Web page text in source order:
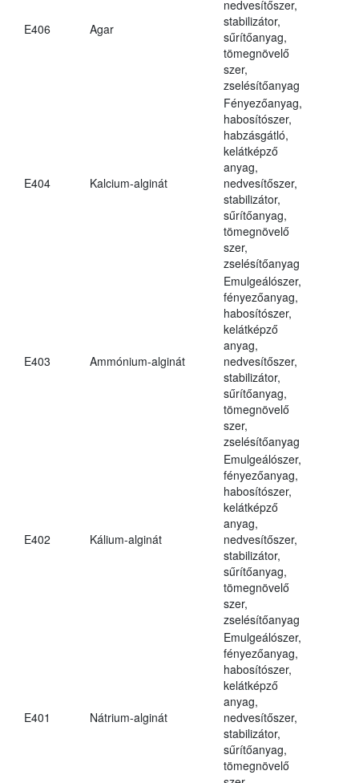
E406 Agar
nedvesítőszer,
stabilizátor,
sűrítőanyag,
tömegnövelő
szer,
zselésítőanyag
E404 Kalcium-alginát
Fényezőanyag,
habosítószer,
habzásgátló,
kelátképző
anyag,
nedvesítőszer,
stabilizátor,
sűrítőanyag,
tömegnövelő
szer,
zselésítőanyag
E403 Ammónium-alginát
Emulgeálószer,
fényezőanyag,
habosítószer,
kelátképző
anyag,
nedvesítőszer,
stabilizátor,
sűrítőanyag,
tömegnövelő
szer,
zselésítőanyag
E402 Kálium-alginát
Emulgeálószer,
fényezőanyag,
habosítószer,
kelátképző
anyag,
nedvesítőszer,
stabilizátor,
sűrítőanyag,
tömegnövelő
szer,
zselésítőanyag
E401 Nátrium-alginát
Emulgeálószer,
fényezőanyag,
habosítószer,
kelátképző
anyag,
nedvesítőszer,
stabilizátor,
sűrítőanyag,
tömegnövelő